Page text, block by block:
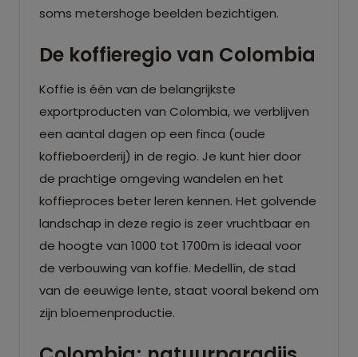
soms metershoge beelden bezichtigen.
De koffieregio van Colombia
Koffie is één van de belangrijkste
exportproducten van Colombia, we verblijven
een aantal dagen op een finca (oude
koffieboerderij) in de regio. Je kunt hier door
de prachtige omgeving wandelen en het
koffieproces beter leren kennen. Het golvende
landschap in deze regio is zeer vruchtbaar en
de hoogte van 1000 tot 1700m is ideaal voor
de verbouwing van koffie. Medellín, de stad
van de eeuwige lente, staat vooral bekend om
zijn bloemenproductie.